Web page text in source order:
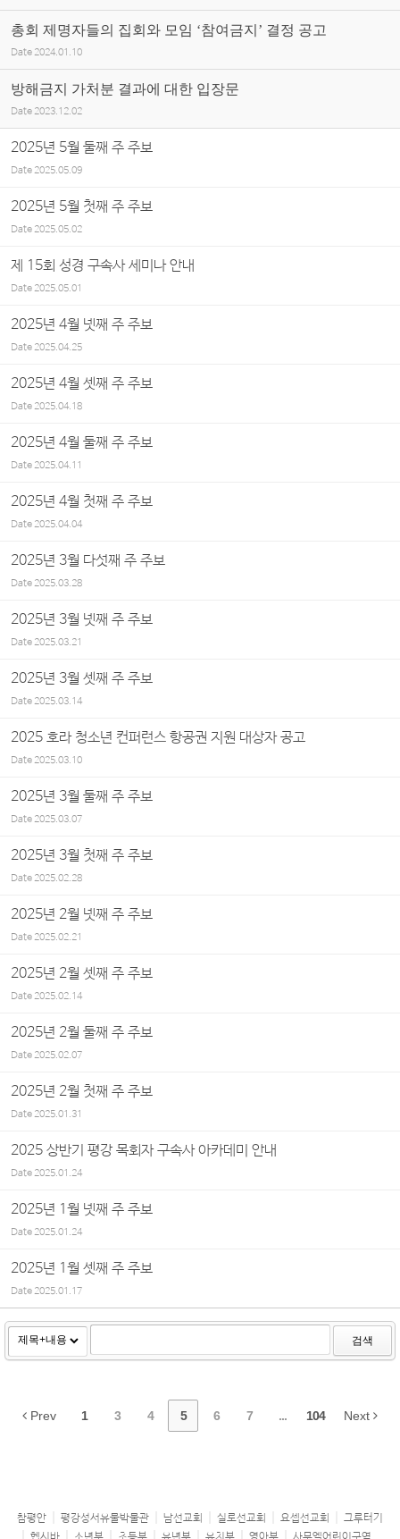
총회 제명자들의 집회와 모임 ‘참여금지’ 결정 공고
Date 2024.01.10
방해금지 가처분 결과에 대한 입장문
Date 2023.12.02
2025년 5월 둘째 주 주보
Date2025.05.09
2025년 5월 첫째 주 주보
Date2025.05.02
제 15회 성경 구속사 세미나 안내
Date2025.05.01
2025년 4월 넷째 주 주보
Date2025.04.25
2025년 4월 셋째 주 주보
Date2025.04.18
2025년 4월 둘째 주 주보
Date2025.04.11
2025년 4월 첫째 주 주보
Date2025.04.04
2025년 3월 다섯째 주 주보
Date2025.03.28
2025년 3월 넷째 주 주보
Date2025.03.21
2025년 3월 셋째 주 주보
Date2025.03.14
2025 호라 청소년 컨퍼런스 항공권 지원 대상자 공고
Date2025.03.10
2025년 3월 둘째 주 주보
Date2025.03.07
2025년 3월 첫째 주 주보
Date2025.02.28
2025년 2월 넷째 주 주보
Date2025.02.21
2025년 2월 셋째 주 주보
Date2025.02.14
2025년 2월 둘째 주 주보
Date2025.02.07
2025년 2월 첫째 주 주보
Date2025.01.31
2025 상반기 평강 목회자 구속사 아카데미 안내
Date2025.01.24
2025년 1월 넷째 주 주보
Date2025.01.24
2025년 1월 셋째 주 주보
Date2025.01.17
검색
Prev 1 3 4 5 6 7 ... 104 Next
참평안 평강성서유물박물관 남선교회 실로선교회 요셉선교회
그루터기
헵시바
소년부 초등부 유년부 유치부 영아부 사무엘어린이구역